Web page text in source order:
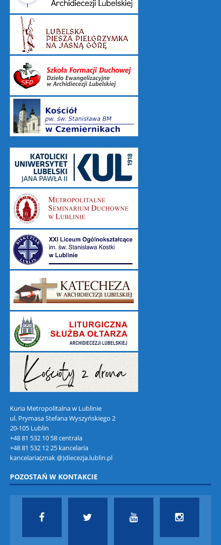
Kuria Metropolitalna w Lublinie
ul. Prymasa Stefana Wyszyńskiego 2
20-105 Lublin
+48 81 532 10 58 centrala
+48 81 532 12 25 kancelaria
kancelaria(znak @)diecezja.lublin.pl
POZOSTAŃ W KONTAKCIE